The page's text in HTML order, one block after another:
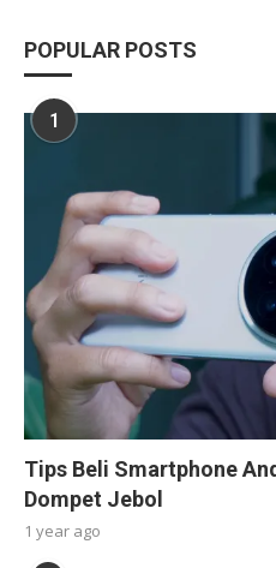
POPULAR POSTS
1
Tips Beli Smartphone
Dompet Jebol
1 year ago